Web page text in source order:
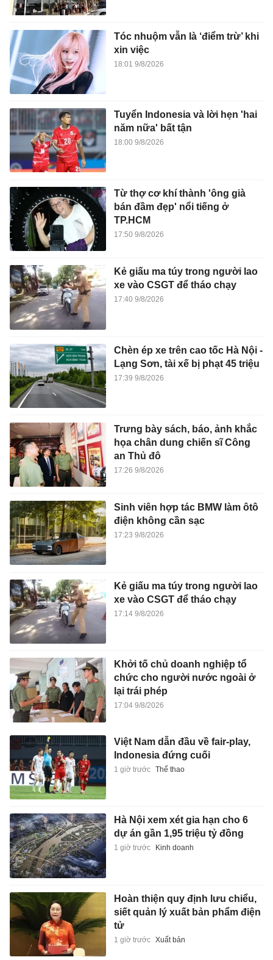
Tóc nhuộm vẫn là ‘điểm trừ’ khi
xin việc
18:01 9/8/2026
Tuyển Indonesia và lời hẹn 'hai
năm nữa' bất tận
18:00 9/8/2026
Từ thợ cơ khí thành 'ông già
bán đầm đẹp' nổi tiếng ở
TP.HCM
17:50 9/8/2026
Kẻ giấu ma túy trong người lao
xe vào CSGT để tháo chạy
17:40 9/8/2026
Chèn ép xe trên cao tốc Hà Nội -
Lạng Sơn, tài xế bị phạt 45 triệu
17:39 9/8/2026
Trưng bày sách, báo, ảnh khắc
họa chân dung chiến sĩ Công
an Thủ đô
17:26 9/8/2026
Sinh viên hợp tác BMW làm ôtô
điện không cần sạc
17:23 9/8/2026
Kẻ giấu ma túy trong người lao
xe vào CSGT để tháo chạy
17:14 9/8/2026
Khởi tố chủ doanh nghiệp tổ
chức cho người nước ngoài ở
lại trái phép
17:04 9/8/2026
Việt Nam dẫn đầu về fair-play,
Indonesia đứng cuối
1 giờ trước Thể thao
Hà Nội xem xét gia hạn cho 6
dự án gần 1,95 triệu tỷ đồng
1 giờ trước Kinh doanh
Hoàn thiện quy định lưu chiểu,
siết quản lý xuất bản phẩm điện
tử
1 giờ trước Xuất bản